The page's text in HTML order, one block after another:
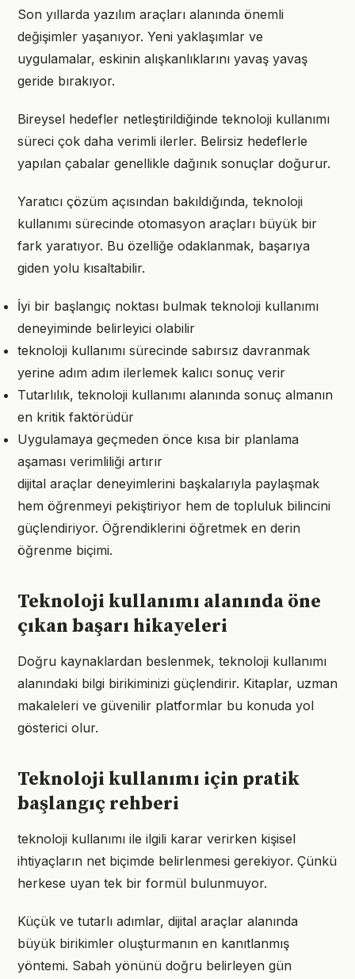
Son yıllarda yazılım araçları alanında önemli
değişimler yaşanıyor. Yeni yaklaşımlar ve
uygulamalar, eskinin alışkanlıklarını yavaş yavaş
geride bırakıyor.
Bireysel hedefler netleştirildiğinde teknoloji kullanımı
süreci çok daha verimli ilerler. Belirsiz hedeflerle
yapılan çabalar genellikle dağınık sonuçlar doğurur.
Yaratıcı çözüm açısından bakıldığında, teknoloji
kullanımı sürecinde otomasyon araçları büyük bir
fark yaratıyor. Bu özelliğe odaklanmak, başarıya
giden yolu kısaltabilir.
İyi bir başlangıç noktası bulmak teknoloji kullanımı
deneyiminde belirleyici olabilir
teknoloji kullanımı sürecinde sabırsız davranmak
yerine adım adım ilerlemek kalıcı sonuç verir
Tutarlılık, teknoloji kullanımı alanında sonuç almanın
en kritik faktörüdür
Uygulamaya geçmeden önce kısa bir planlama
aşaması verimliliği artırır
dijital araçlar deneyimlerini başkalarıyla paylaşmak
hem öğrenmeyi pekiştiriyor hem de topluluk bilincini
güçlendiriyor. Öğrendiklerini öğretmek en derin
öğrenme biçimi.
Teknoloji kullanımı alanında öne
çıkan başarı hikayeleri
Doğru kaynaklardan beslenmek, teknoloji kullanımı
alanındaki bilgi birikiminizi güçlendirir. Kitaplar, uzman
makaleleri ve güvenilir platformlar bu konuda yol
gösterici olur.
Teknoloji kullanımı için pratik
başlangıç rehberi
teknoloji kullanımı ile ilgili karar verirken kişisel
ihtiyaçların net biçimde belirlenmesi gerekiyor. Çünkü
herkese uyan tek bir formül bulunmuyor.
Küçük ve tutarlı adımlar, dijital araçlar alanında
büyük birikimler oluşturmanın en kanıtlanmış
yöntemi. Sabah yönünü doğru belirleyen gün